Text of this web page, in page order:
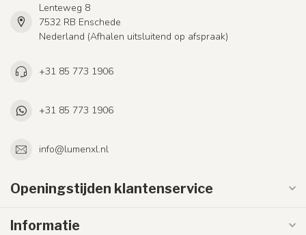
Lenteweg 8
7532 RB Enschede
Nederland (Afhalen uitsluitend op afspraak)
+31 85 773 1906
+31 85 773 1906
info@lumenxl.nl
Openingstijden klantenservice
Informatie